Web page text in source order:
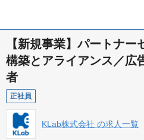
【新規事業】パートナ
構築とアライアンス／広
者
正社員
KLab株式会社 の求人一覧